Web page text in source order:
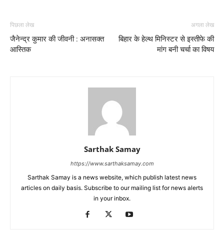
पिछला लेख
जैनेन्द्र कुमार की जीवनी : अनासक्त
आस्तिक
अगला लेख
बिहार के हेल्थ मिनिस्टर से इस्तीफे की
मांग बनी चर्चा का विषय
Sarthak Samay
https://www.sarthaksamay.com
Sarthak Samay is a news website, which publish latest news
articles on daily basis. Subscribe to our mailing list for news alerts
in your inbox.